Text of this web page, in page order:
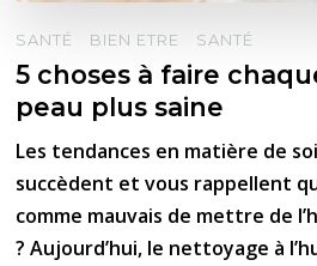
SANTÉ BIEN ETRE SANTÉ
5 choses à faire
peau plus saine
Les tendances en matière de
succèdent et vous rappellent
comme mauvais de mettre de
? Aujourd’hui, le nettoyage à